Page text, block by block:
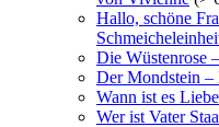
Hallo, schöne
Die Wüstenrose
Der Mondstein –
Wann ist es
Wer ist Vater